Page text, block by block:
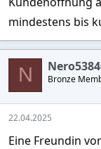
mindestens bis
N Bronze
22.04.2025
Eine Freundin